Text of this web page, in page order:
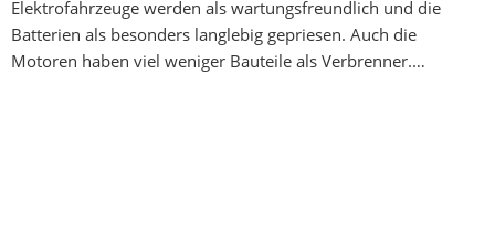
Elektrofahrzeuge werden als wartungsfreundlich und die
Batterien als besonders langlebig gepriesen. Auch die
Motoren haben viel weniger Bauteile als Verbrenner.…